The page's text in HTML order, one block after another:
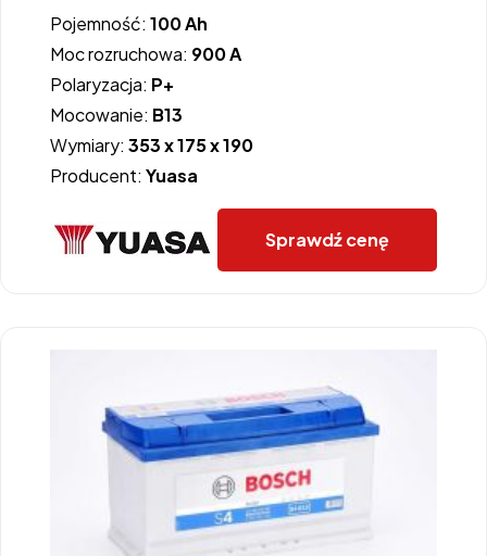
Pojemność: 100 Ah
Moc rozruchowa: 900 A
Polaryzacja: P+
Mocowanie: B13
Wymiary: 353 x 175 x 190
Producent: Yuasa
Sprawdź cenę